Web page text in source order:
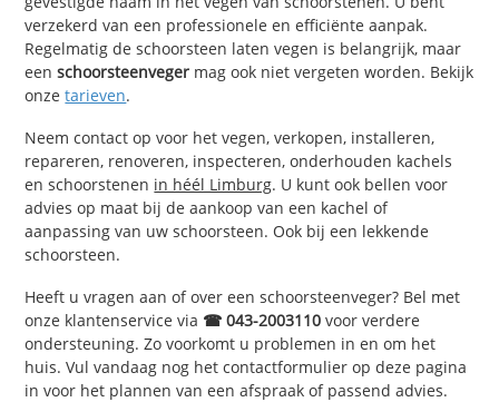
verzekerd van een professionele en efficiënte aanpak.
Regelmatig de schoorsteen laten vegen is belangrijk, maar
eenschoorsteenveger mag ook niet vergeten worden. Bekijk
onzetarieven.
Neem contact op voor het vegen, verkopen, installeren,
repareren, renoveren, inspecteren, onderhouden kachels
en schoorstenen in héél Limburg. U kunt ook bellen voor
advies op maat bij de aankoop van een kachel of
aanpassing van uw schoorsteen. Ook bij een lekkende
schoorsteen.
Heeft u vragen aan of over een schoorsteenveger? Bel met
onze klantenservice via ☎ 043-2003110 voor verdere
ondersteuning. Zo voorkomt u problemen in en om het
huis. Vul vandaag nog het contactformulier op deze pagina
in voor het plannen van een afspraak of passend advies.